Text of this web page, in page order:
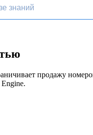
продажу